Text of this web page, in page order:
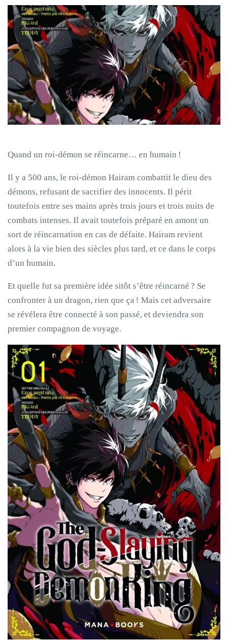
Quand un roi-démon se réincarne… en humain !
Il y a 500 ans, le roi-démon Hairam combattit le dieu des
démons, refusant de sacrifier des innocents. Il périt
toutefois entre ses mains après trois jours et trois nuits de
combats intenses. Il avait toutefois préparé en amont un
sort de réincarnation en cas de défaite. Hairam revient
alors à la vie bien des siècles plus tard, et ce dans le corps
d’un humain.
Et quelle fut sa première idée sitôt s’être réincarné ? Se
confronter à un dragon, rien que ça ! Mais cet adversaire
se révélera être connecté à son passé, et deviendra son
premier compagnon de voyage.